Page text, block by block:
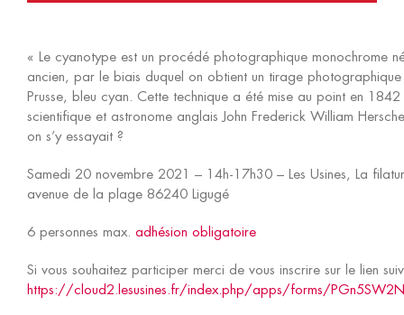
« Le cyanotype est un procédé photographique monochrome
ancien, par le biais duquel on obtient un tirage
Prusse, bleu cyan. Cette technique a été mise au point en
scientifique et astronome anglais John Frederick William
on s’y essayait ?
Samedi 20 novembre 2021 – 14h-17h30 – Les Usines, La
avenue de la plage 86240 Ligugé
6 personnes max. adhésion obligatoire
Si vous souhaitez participer merci de vous inscrire sur le lien
https://cloud2.lesusines.fr/index.php/apps/forms/